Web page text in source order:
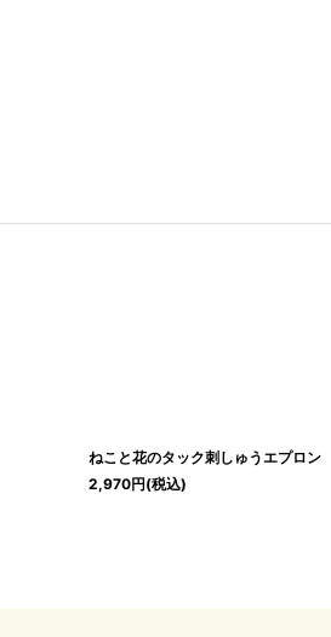
ねこと花のタック刺しゅうエプロン
2,970円(税込)